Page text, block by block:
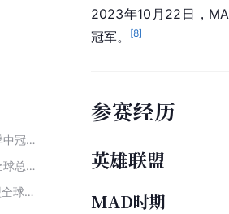
2023英雄联盟季中冠军赛参赛队伍
2023英雄联盟全球总决赛参赛队伍
2021年英雄联盟全球总决赛八强战队
2023年10月22日，
冠军。
[8]
参赛经历
英雄联盟
MAD时期